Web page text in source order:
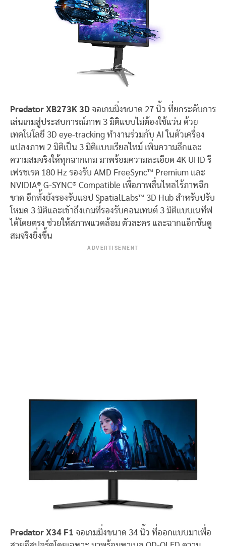
Predator XB273K 3D จอเกมมิ่งขนาด 27 นิ้ว ที่ยกระดับการ
เล่นเกมสู่ประสบการณ์ภาพ 3 มิติแบบไม่ต้องใช้แว่น ด้วย
เทคโนโลยี 3D eye-tracking ทำงานร่วมกับ AI ในตัวเครื่อง
แปลงภาพ 2 มิติเป็น 3 มิติแบบเรียลไทม์ เพิ่มความลึกและ
ความสมจริงให้ทุกฉากเกม มาพร้อมความละเอียด 4K UHD รี
เฟรชเรต 180 Hz รองรับ AMD FreeSync™ Premium และ
NVIDIA® G-SYNC® Compatible เพื่อภาพลื่นไหลไร้ภาพฉีก
ขาด อีกทั้งยังรองรับแอป SpatialLabs™ 3D Hub สำหรับปรับ
โหมด 3 มิติและเข้าถึงเกมที่รองรับคอนเทนต์ 3 มิติแบบเนทีฟ
ได้โดยตรง ช่วยให้สภาพแวดล้อม ตัวละคร และฉากแอ็กชันดู
สมจริงยิ่งขึ้น
ADVERTISEMENT
Predator X34 F1 จอเกมมิ่งขนาด 34 นิ้ว ที่ออกแบบมาเพื่อ